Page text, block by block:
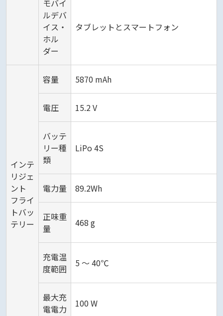
モバイ
ルデバ
イス・
ホル
ダー
タブレットとスマートフォン
インテ
リジェ
ント
フライ
トバッ
テリー
容量 5870 mAh
電圧 15.2 V
バッテ
リー種
類
LiPo 4S
電力量 89.2Wh
正味重
量
468 g
充電温
度範囲
5 ～ 40℃
最大充
電電力
100 W